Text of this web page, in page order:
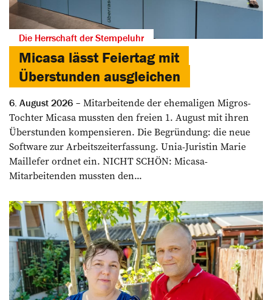
Die Herrschaft der Stempeluhr
Micasa lässt Feiertag mit
Überstunden ausgleichen
6. August 2026
Mitarbeitende der ehemaligen Migros-
Tochter Micasa mussten den freien 1. August mit ihren
Überstunden kompensieren. Die Begründung: die neue
Software zur Arbeitszeiterfassung. Unia-Juristin Marie
Maillefer ordnet ein. NICHT SCHÖN: Micasa-
Mitarbeitenden mussten den...